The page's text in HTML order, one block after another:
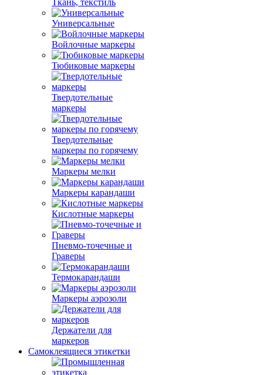
Ткань, текстиль
Универсальные
Войлочные маркеры
Тюбиковые маркеры
Твердотельные
маркеры
Твердотельные
маркеры по горячему
Маркеры мелки
Маркеры карандаши
Кислотные маркеры
Пневмо-точечные и
Граверы
Термокарандаши
Маркеры аэрозоли
Держатели для
маркеров
Самоклеящиеся этикетки